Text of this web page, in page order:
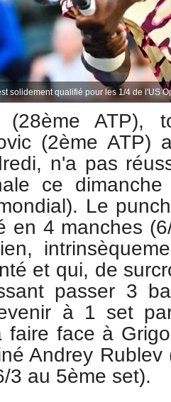
solidement qualifié pour les 1/4 de l'US
ATP),
(2ème ATP)
n'a pas
ce
Le
en 4 manches
et qui, de
passer 3
à 1 set
faire face à
Andrey Rublev
3 au 5ème set).